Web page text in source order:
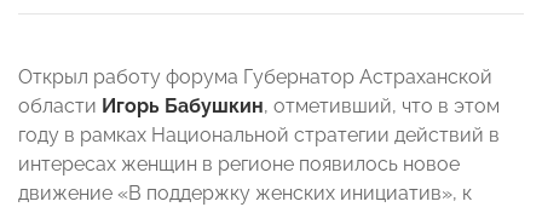
Открыл работу форума Губернатор Астраханской
области Игорь Бабушкин, отметивший, что в этом
году в рамках Национальной стратегии действий в
интересах женщин в регионе появилось новое
движение «В поддержку женских инициатив», к